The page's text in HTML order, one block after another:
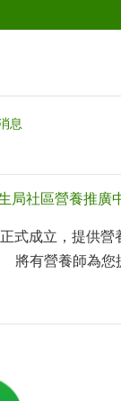
息
局社區營養推廣
式成立，提供
將有營養師為